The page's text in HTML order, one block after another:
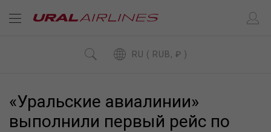
RU ( RUB, ₽ )
«Уральские авиалинии»
выполнили первый рейс по